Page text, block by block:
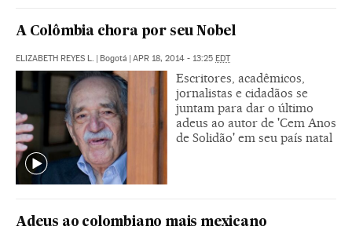
A Colômbia chora por seu Nobel
ELIZABETH REYES L. | Bogotá | APR 18, 2014 - 13:25 EDT
Escritores, acadêmicos,
jornalistas e cidadãos se
juntam para dar o último
adeus ao autor de 'Cem Anos
de Solidão' em seu país natal
Adeus ao colombiano mais mexicano